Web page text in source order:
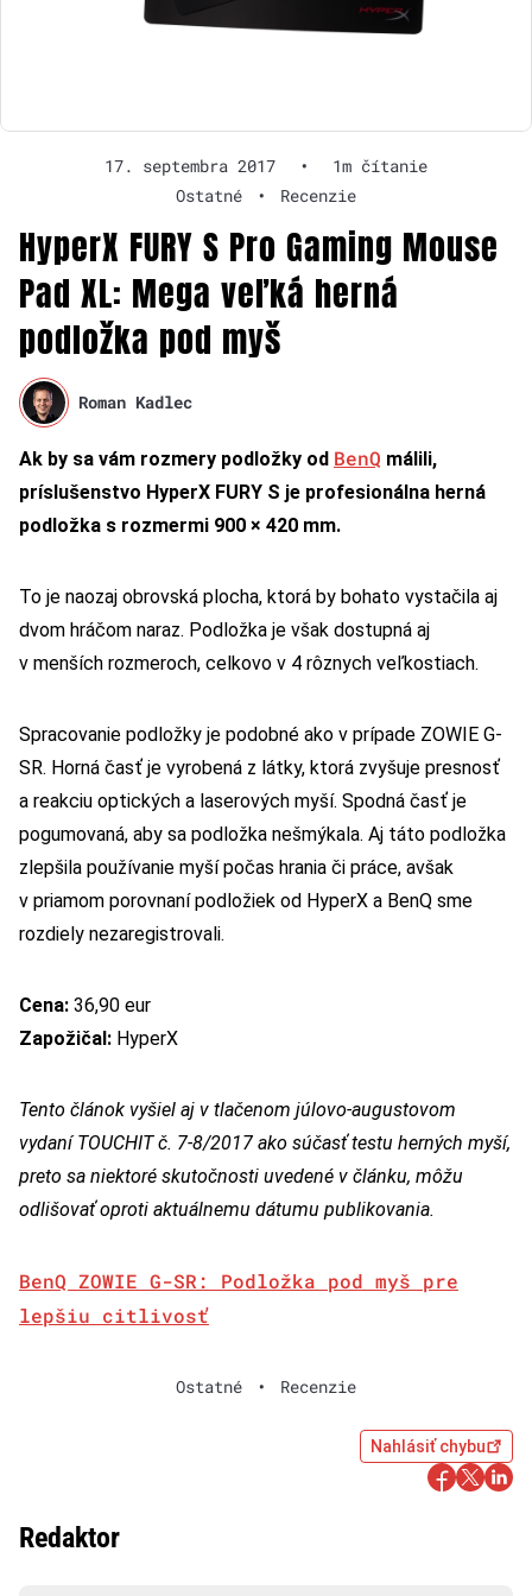
17. septembra 2017 •
1m čítanie
Ostatné
• Recenzie
HyperX FURY S Pro Gaming Mouse
Pad XL: Mega veľká herná
podložka pod myš
Roman Kadlec
Ak by sa vám rozmery podložky od BenQ málili,
príslušenstvo HyperX FURY S je profesionálna herná
podložka s rozmermi 900 × 420 mm.
To je naozaj obrovská plocha, ktorá by bohato vystačila aj
dvom hráčom naraz. Podložka je však dostupná aj
v menších rozmeroch, celkovo v 4 rôznych veľkostiach.
Spracovanie podložky je podobné ako v prípade ZOWIE G-
SR. Horná časť je vyrobená z látky, ktorá zvyšuje presnosť
a reakciu optických a laserových myší. Spodná časť je
pogumovaná, aby sa podložka nešmýkala. Aj táto podložka
zlepšila používanie myší počas hrania či práce, avšak
v priamom porovnaní podložiek od HyperX a BenQ sme
rozdiely nezaregistrovali.
Cena: 36,90 eur
Zapožičal: HyperX
Tento článok vyšiel aj v tlačenom júlovo-augustovom
vydaní TOUCHIT č. 7-8/2017 ako súčasť testu herných myší,
preto sa niektoré skutočnosti uvedené v článku, môžu
odlišovať oproti aktuálnemu dátumu publikovania.
BenQ ZOWIE G-SR: Podložka pod myš pre
lepšiu citlivosť
Ostatné • Recenzie
Nahlásiť chybu
Redaktor